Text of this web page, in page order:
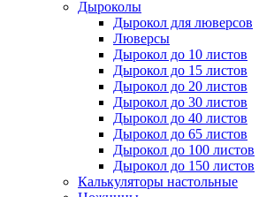
Дыроколы
Дырокол для люверсов
Люверсы
Дырокол до 10 листов
Дырокол до 15 листов
Дырокол до 20 листов
Дырокол до 30 листов
Дырокол до 40 листов
Дырокол до 65 листов
Дырокол до 100 листов
Дырокол до 150 листов
Калькуляторы настольные